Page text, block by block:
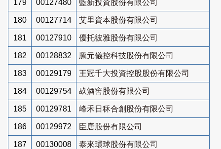
179 00127480 藍新投資股份有限公司
180 00127714 艾里資本股份有限公司
181 00127910 優托彼雅股份有限公司
182 00128832 騰元儀控科技股份有限公司
183 00129179 王冠千大投資控股股份有限公司
184 00129754 镹酒窖股份有限公司
185 00129781 峰禾日秝合創股份有限公司
186 00129972 臣唐股份有限公司
187 00130008 泰來環球股份有限公司